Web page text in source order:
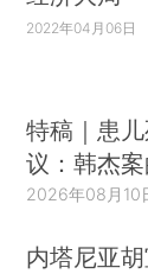
2022年04月06日
特稿｜患
议：韩杰案
2026年08月10
内塔尼亚